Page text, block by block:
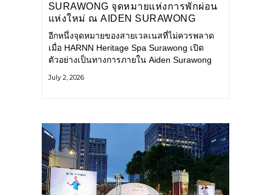
SURAWONG จุดหมายแห่งการพักผ่อน
แห่งใหม่ ณ AIDEN SURAWONG
BANGKOK
อีกหนึ่งจุดหมายของสายเวลเนสที่ไม่ควรพลาด
เมื่อ HARNN Heritage Spa Surawong เปิด
ตัวอย่างเป็นทางการภายใน Aiden Surawong
ของเมืองใหญ่ มาสัมผัสประสบการณ์การพักผ่อน
July 2, 2026